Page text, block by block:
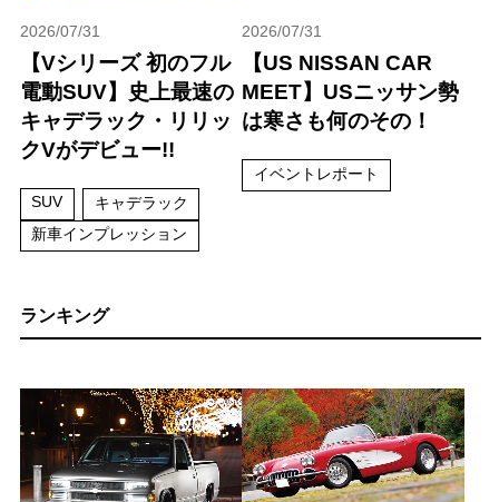
2026/07/31
【Vシリーズ 初のフル
電動SUV】史上最速の
キャデラック・リリッ
クVがデビュー!!
SUV
キャデラック
新車インプレッション
2026/07/31
【US NISSAN CAR
MEET】USニッサン勢
は寒さも何のその！
イベントレポート
ランキング